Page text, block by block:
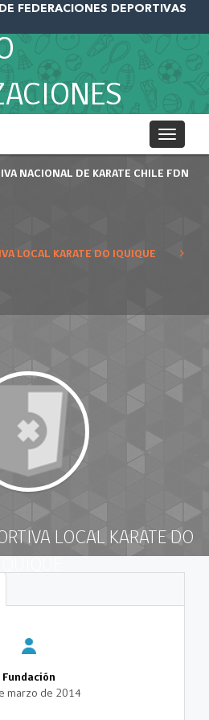
FEDERACIONES DEPORTIVAS
Toggle
NACIONAL DE KARATE CHILE FDN
LOCAL KARATE DO IQUIQUE
LOCAL KARATE DO
Fundación
marzo de 2014